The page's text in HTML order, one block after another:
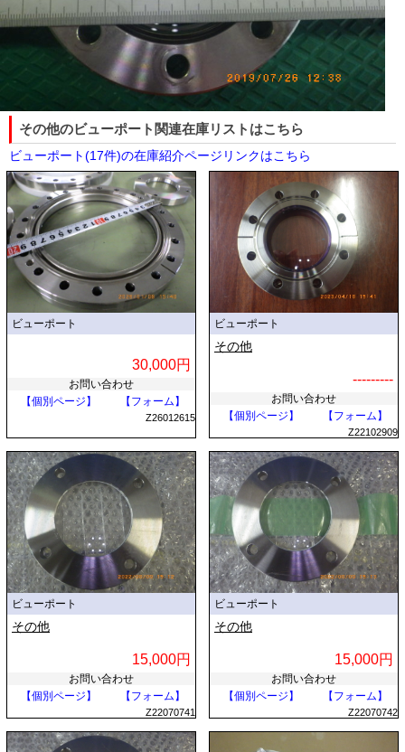
その他のビューポート関連在庫リストはこちら
ビューポート(17件)の在庫紹介ページリンクはこちら
ビューポート
30,000円
お問い合わせ
【個別ページ】
【フォーム】
Z26012615
ビューポート
その他
---------
お問い合わせ
【個別ページ】
【フォーム】
Z22102909
ビューポート
その他
15,000円
お問い合わせ
【個別ページ】
【フォーム】
Z22070741
ビューポート
その他
15,000円
お問い合わせ
【個別ページ】
【フォーム】
Z22070742